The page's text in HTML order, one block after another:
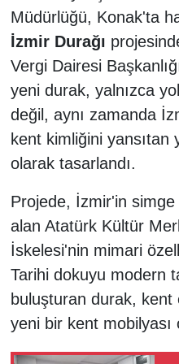
Müdürlüğü, Konak'ta
İzmir Durağı
Vergi Dairesi
yeni durak, yalnızca
değil, aynı zamanda
kent kimliğini yansıtan
olarak tasarlandı.
Projede, İzmir'in simge
alan Atatürk Kültür
İskelesi'nin mimari
Tarihi dokuyu modern
buluşturan durak, kent
yeni bir kent